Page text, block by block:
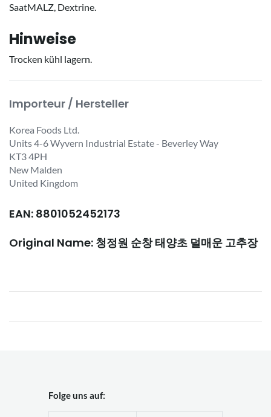
SaatMALZ, Dextrine.
Hinweise
Trocken kühl lagern.
Importeur / Hersteller
Korea Foods Ltd.
Units 4-6 Wyvern Industrial Estate - Beverley Way
KT3 4PH
New Malden
United Kingdom
EAN: 8801052452173
Original Name: 청정원 순창 태양초 덜매운 고추장
Folge uns auf: